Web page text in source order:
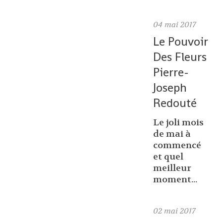
04 mai 2017
Le Pouvoir
Des Fleurs
Pierre-
Joseph
Redouté
Le joli mois
de mai à
commencé
et quel
meilleur
moment...
02 mai 2017